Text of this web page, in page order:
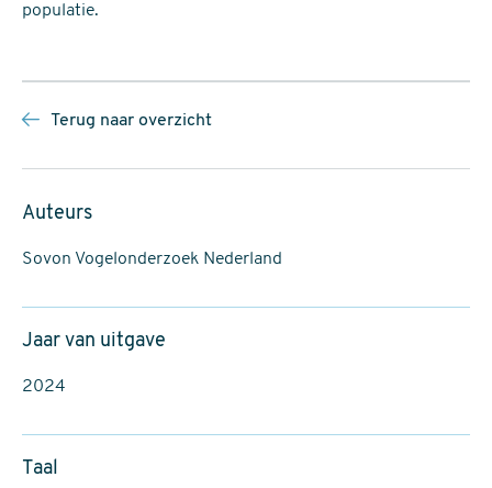
populatie.
Terug naar overzicht
Auteurs
Sovon Vogelonderzoek Nederland
Jaar van uitgave
2024
Taal